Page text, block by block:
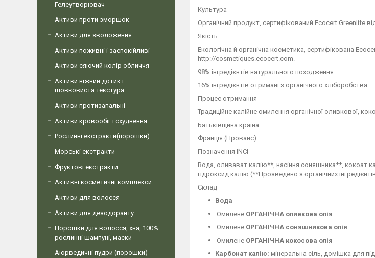
Культура
Органічний продукт, сертифікований Ecocert Greenlife
Якість
Екологічна й органічна косметика, сертифікована
http://cosmetiques.ecocert.com.
98% інгредієнтів натурального походження.
16% інгредієнтів отримані з органічного хліборобства.
Процес отримання
Традиційне калійне омилення органічної оливкової,
Батьківщина країна
Франція (Прованс)
Позначення INCI
Вода, оливават калію**, насіння соняшника**, кокоат
гідроксид калію (**Прозведено з органічних
Склад
Вода
Омилене ОРГАНІЧНА оливкова олія
Омилене ОРГАНІЧНА соняшникова олія
Омилене ОРГАНІЧНА кокосова олія
Карбонат калію: мінеральна сіль, домішка для
Гелеутворювач
Активи проти зморшок
Активи для зволоження
Активи поживні і заспокійливі
Активи сяючий колір обличчя
Активи ніжний дотик і
шовковиста текстура
Активи протизапальні
Активи кровообіг і схуднення
Рослинні екстракти(порошки)
Морські екстракти
Фруктові екстракти
Активні косметичні комплекси
Активи для волосся
Активи для дезодоранту
Порошки для волосся, хна, 100%
рослинні шампуні, маски
Аюрведичні пудри (порошки)